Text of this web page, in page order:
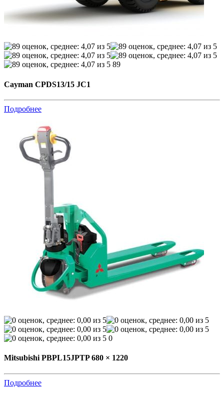
89
Cayman CPDS13/15 JC1
Подробнее
0
Mitsubishi PBPL15JPTP 680 × 1220
Подробнее